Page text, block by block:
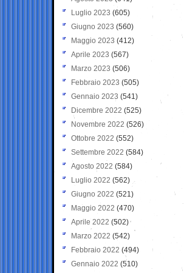
Luglio 2023 (605)
Giugno 2023 (560)
Maggio 2023 (412)
Aprile 2023 (567)
Marzo 2023 (506)
Febbraio 2023 (505)
Gennaio 2023 (541)
Dicembre 2022 (525)
Novembre 2022 (526)
Ottobre 2022 (552)
Settembre 2022 (584)
Agosto 2022 (584)
Luglio 2022 (562)
Giugno 2022 (521)
Maggio 2022 (470)
Aprile 2022 (502)
Marzo 2022 (542)
Febbraio 2022 (494)
Gennaio 2022 (510)